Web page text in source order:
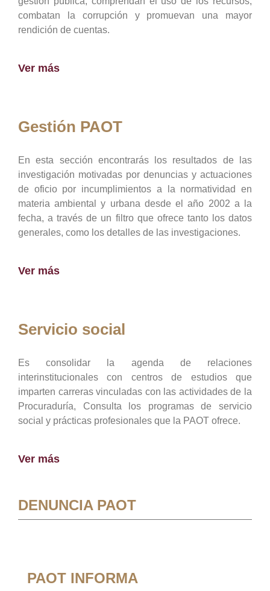
combatan la corrupción y promuevan una mayor
rendición de cuentas.
Ver más
Gestión PAOT
En esta sección encontrarás los resultados de las
investigación motivadas por denuncias y actuaciones
de oficio por incumplimientos a la normatividad en
materia ambiental y urbana desde el año 2002 a la
fecha, a través de un filtro que ofrece tanto los datos
generales, como los detalles de las investigaciones.
Ver más
Servicio social
Es consolidar la agenda de relaciones
interinstitucionales con centros de estudios que
imparten carreras vinculadas con las actividades de la
Procuraduría, Consulta los programas de servicio
social y prácticas profesionales que la PAOT ofrece.
Ver más
DENUNCIA PAOT
PAOT INFORMA